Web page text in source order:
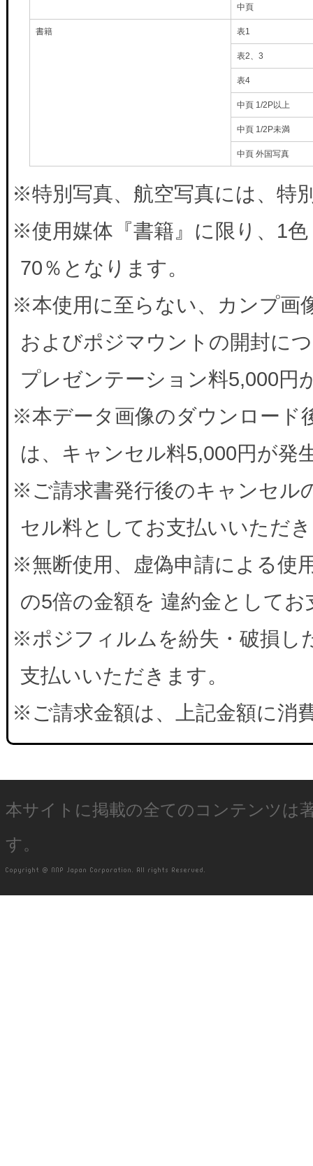
中頁
書籍 表1
表2、3
表4
中頁 1/2P以上
中頁 1/2P未満
中頁 外国写真
※特別写真、航空写真には、特
※使用媒体『書籍』に限り、1
70％となります。
※本使用に至らない、カンプ画
およびポジマウントの開封に
プレゼンテーション料5,000円
※本データ画像のダウンロード
は、キャンセル料5,000円が発
※ご請求書発行後のキャンセル
セル料としてお支払いいただ
※無断使用、虚偽申請による使
の5倍の金額を 違約金として
※ポジフィルムを紛失・破損し
支払いいただきます。
※ご請求金額は、上記金額に消
本サイトに掲載の全てのコンテンツは
す。